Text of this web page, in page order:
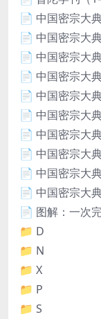
📄 中国密宗大
📄 中国密宗大
📄 中国密宗大
📄 中国密宗大
📄 中国密宗大
📄 中国密宗大
📄 中国密宗大
📄 中国密宗大
📄 中国密宗大
📄 中国密宗大
📄 图解：一次
📁 D
📁 N
📁 X
📁 P
📁 S